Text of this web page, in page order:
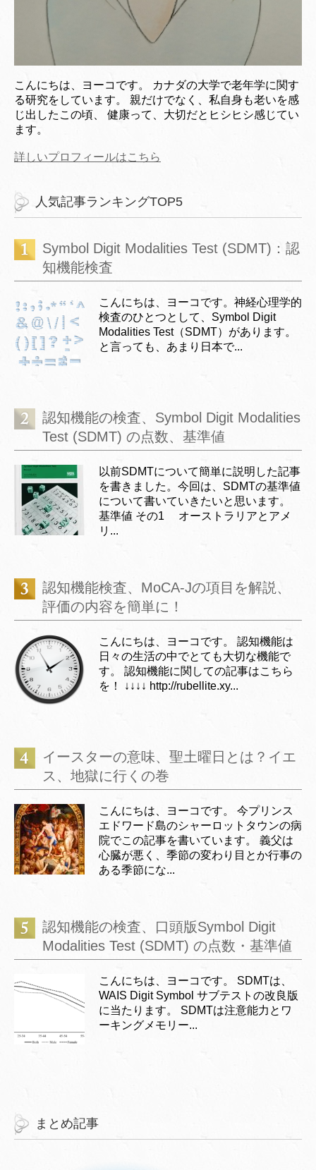
こんにちは、ヨーコです。 カナダの大学で老年学に関す
る研究をしています。 親だけでなく、私自身も老いを感
じ出したこの頃、 健康って、大切だとヒシヒシ感じてい
ます。
詳しいプロフィールはこちら
人気記事ランキングTOP5
Symbol Digit Modalities Test (SDMT)：認
知機能検査
こんにちは、ヨーコです。神経心理学的
検査のひとつとして、Symbol Digit
Modalities Test（SDMT）があります。
と言っても、あまり日本で...
認知機能の検査、Symbol Digit Modalities
Test (SDMT) の点数、基準値
以前SDMTについて簡単に説明した記事
を書きました。今回は、SDMTの基準値
について書いていきたいと思います。
基準値 その1 オーストラリアとアメ
リ...
認知機能検査、MoCA-Jの項目を解説、
評価の内容を簡単に！
こんにちは、ヨーコです。 認知機能は
日々の生活の中でとても大切な機能で
す。 認知機能に関しての記事はこちら
を！ ↓↓↓↓ http://rubellite.xy...
イースターの意味、聖土曜日とは？イエ
ス、地獄に行くの巻
こんにちは、ヨーコです。 今プリンス
エドワード島のシャーロットタウンの病
院でこの記事を書いています。 義父は
心臓が悪く、季節の変わり目とか行事の
ある季節にな...
認知機能の検査、口頭版Symbol Digit
Modalities Test (SDMT) の点数・基準値
こんにちは、ヨーコです。 SDMTは、
WAIS Digit Symbol サブテストの改良版
に当たります。 SDMTは注意能力とワ
ーキングメモリー...
まとめ記事